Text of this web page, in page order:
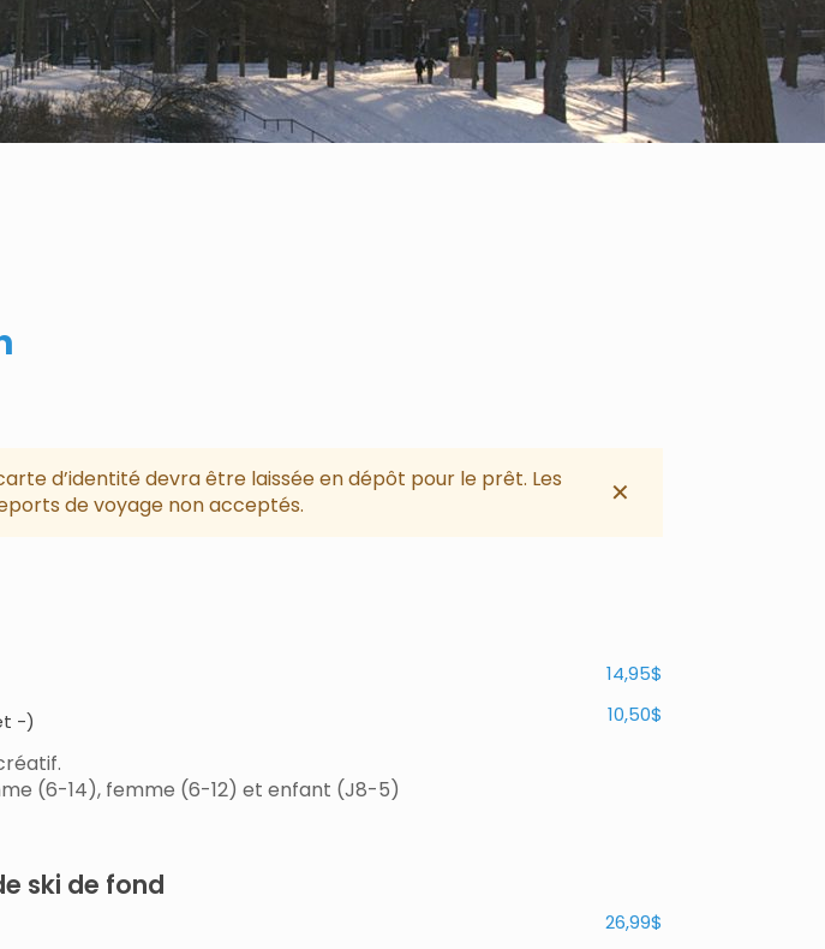
d’identité devra être laissée en dépôt pour le prêt. Les
de voyage non acceptés.
✕
-)
(6-14), femme (6-12) et enfant (J8-5)
14,95$
10,50$
ski de fond
26,99$